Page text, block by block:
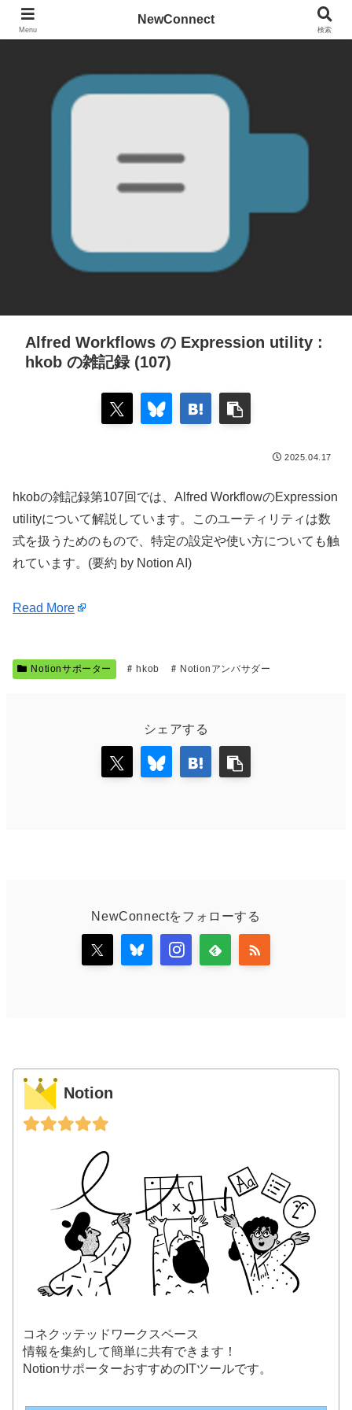
Alfred Workflows の Expression utility :
hkob の雑記録 (107)
2025.04.17
hkobの雑記録第107回では、Alfred WorkflowのExpression
utilityについて解説しています。このユーティリティは数
式を扱うためのもので、特定の設定や使い方についても触
れています。(要約 by Notion AI)
Read More
Notionサポーター hkob Notionアンバサダー
シェアする
NewConnectをフォローする
Notion
コネクッテッドワークスペース
情報を集約して簡単に共有できます！
NotionサポーターおすすめのITツールです。
Menu
NewConnect
検索